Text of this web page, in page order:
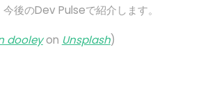
後のDev Pulseで紹介します。
dooleyon Unsplash)